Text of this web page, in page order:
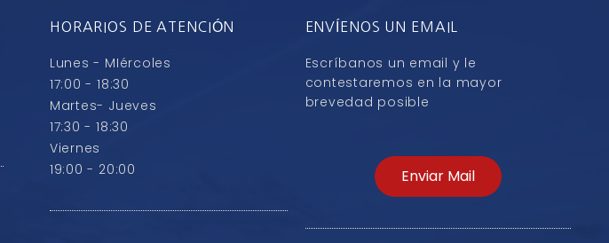
HORARIOS DE ATENCIÓN
Lunes - MIércoles
17:00 - 18:30
Martes- Jueves
17:30 - 18:30
Viernes
19:00 - 20:00
ENVÍENOS UN EMAIL
Escríbanos un email y le
contestaremos en la mayor
brevedad posible
Enviar Mail